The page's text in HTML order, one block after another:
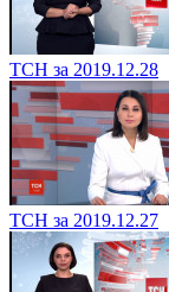
ТСН за 2019.12.28
ТСН за 2019.12.27